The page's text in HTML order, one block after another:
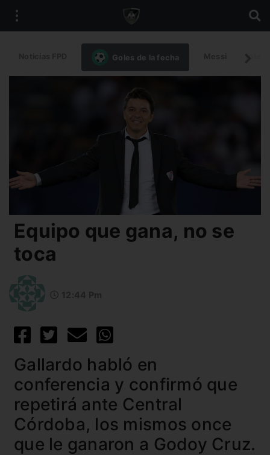
Goles de la fecha
Equipo que gana, no se
toca
Gallardo habló en
conferencia y confirmó que
repetirá ante Central
Córdoba, los mismos once
que le ganaron a Godoy Cruz.